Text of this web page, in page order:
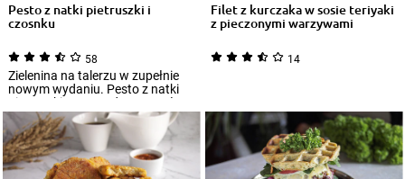
Pesto z natki pietruszki i
czosnku
58
Zielenina na talerzu w zupełnie
nowym wydaniu. Pesto z natki
pietruszki wprowadza na stoły
wiosen...
Filet z kurczaka w sosie teriyaki
z pieczonymi warzywami
14